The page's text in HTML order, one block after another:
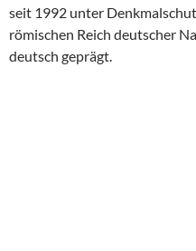
seit 1992 unter
römischen Reich deutscher
deutsch geprägt.